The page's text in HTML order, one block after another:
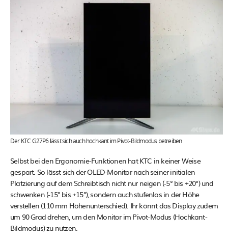
Der KTC G27P6 lässt sich auch hochkant im Pivot-Bildmodus betreiben
Selbst bei den Ergonomie-Funktionen hat KTC in keiner Weise
gespart. So lässt sich der OLED-Monitor nach seiner initialen
Platzierung auf dem Schreibtisch nicht nur neigen (-5° bis +20°) und
schwenken (-15° bis +15°), sondern auch stufenlos in der Höhe
verstellen (110 mm Höhenunterschied). Ihr könnt das Display zudem
um 90 Grad drehen, um den Monitor im Pivot-Modus (Hochkant-
Bildmodus) zu nutzen.